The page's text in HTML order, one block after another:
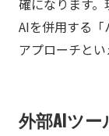
AIを併用する
アプローチとい
外部AIツ